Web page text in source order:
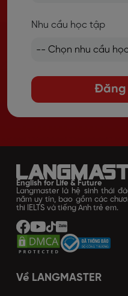
Nhu cầu học tập
Đăng
English for Life & Future
Langmaster là hệ sinh thái
năm uy tín, bao gồm các
thi IELTS và tiếng Anh trẻ em.
Về LANGMASTER